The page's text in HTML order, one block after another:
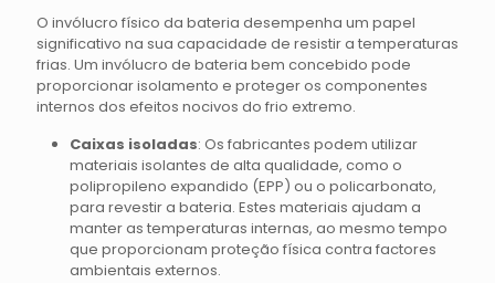
O invólucro físico da bateria desempenha um papel
significativo na sua capacidade de resistir a temperaturas
frias. Um invólucro de bateria bem concebido pode
proporcionar isolamento e proteger os componentes
internos dos efeitos nocivos do frio extremo.
Caixas isoladas: Os fabricantes podem utilizar
materiais isolantes de alta qualidade, como o
polipropileno expandido (EPP) ou o policarbonato,
para revestir a bateria. Estes materiais ajudam a
manter as temperaturas internas, ao mesmo tempo
que proporcionam proteção física contra factores
ambientais externos.